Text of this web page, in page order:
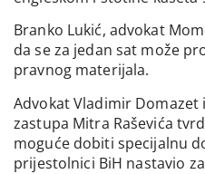
Branko Lukić, advokat
da se za jedan sat može
pravnog materijala.
Advokat Vladimir Domazet
zastupa Mitra Raševića
moguće dobiti specijalnu
prijestolnici BiH nastavio